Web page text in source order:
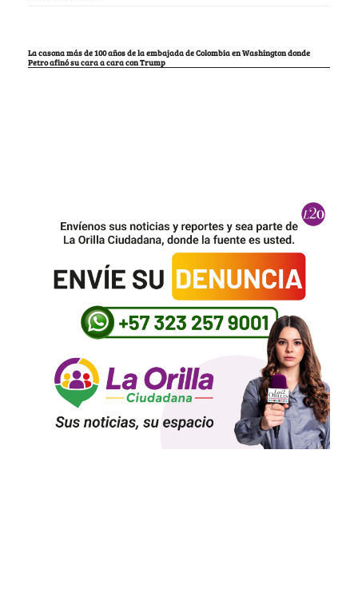
La casona más de 100 años de la embajada de Colombia en Washington donde
Petro afinó su cara a cara con Trump